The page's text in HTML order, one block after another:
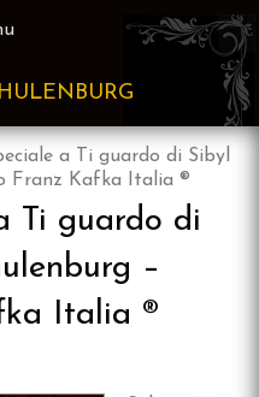
a Ti guardo di Sibyl
Franz Kafka Italia ®
Ti guardo di
–
Italia ®